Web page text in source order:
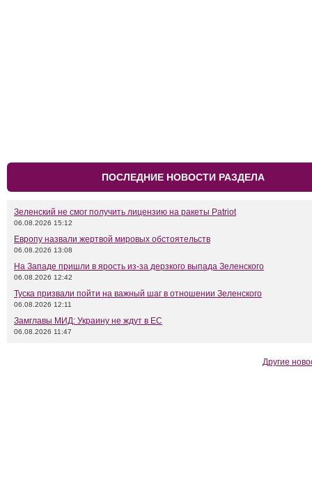
ПОСЛЕДНИЕ НОВОСТИ РАЗДЕЛА
Зеленский не смог получить лицензию на ракеты Patriot
06.08.2026 15:12
Европу назвали жертвой мировых обстоятельств
06.08.2026 13:08
На Западе пришли в ярость из-за дерзкого выпада Зеленского
06.08.2026 12:42
Туска призвали пойти на важный шаг в отношении Зеленского
06.08.2026 12:11
Замглавы МИД: Украину не ждут в ЕС
06.08.2026 11:47
Другие